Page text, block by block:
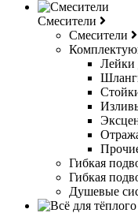
Смесители
Смесители
Лейки
Гибкая
Гибкая
Душевые